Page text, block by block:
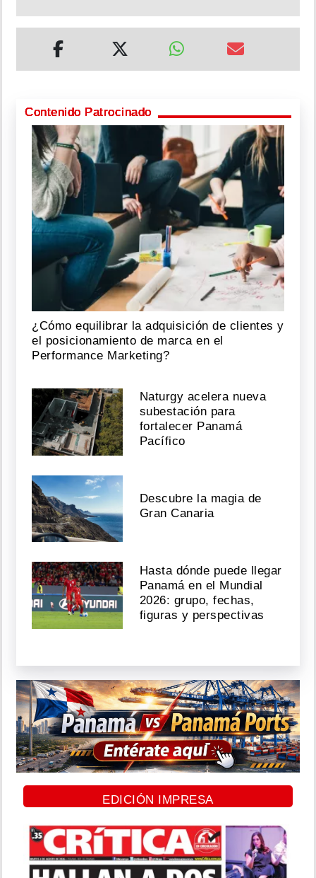
Contenido Patrocinado
¿Cómo equilibrar la adquisición de clientes y
el posicionamiento de marca en el
Performance Marketing?
Naturgy acelera nueva
subestación para
fortalecer Panamá
Pacífico
Descubre la magia de
Gran Canaria
Hasta dónde puede llegar
Panamá en el Mundial
2026: grupo, fechas,
figuras y perspectivas
EDICIÓN IMPRESA